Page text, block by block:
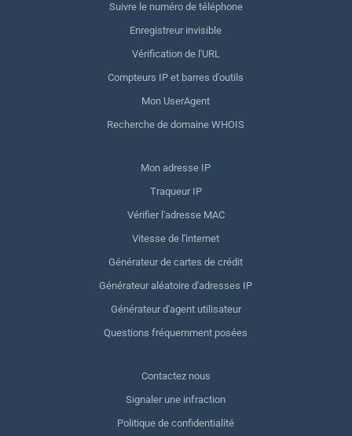
Suivre le numéro de téléphone
Enregistreur invisible
Vérification de l'URL
Compteurs IP et barres d'outils
Mon UserAgent
Recherche de domaine WHOIS
Mon adresse IP
Traqueur IP
Vérifier l'adresse MAC
Vitesse de l'internet
Générateur de cartes de crédit
Générateur aléatoire d'adresses IP
Générateur d'agent utilisateur
Questions fréquemment posées
Contactez nous
Signaler une infraction
Politique de confidentialité